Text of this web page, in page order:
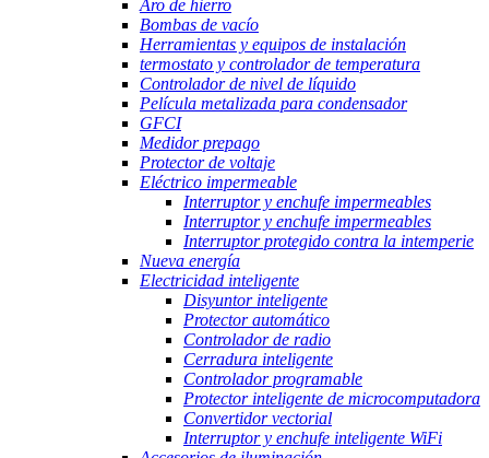
Aro de hierro
Bombas de vacío
Herramientas y equipos de instalación
termostato y controlador de temperatura
Controlador de nivel de líquido
Película metalizada para condensador
GFCI
Medidor prepago
Protector de voltaje
Eléctrico impermeable
Interruptor y enchufe impermeables
Interruptor y enchufe impermeables
Interruptor protegido contra la intemperie
Nueva energía
Electricidad inteligente
Disyuntor inteligente
Protector automático
Controlador de radio
Cerradura inteligente
Controlador programable
Protector inteligente de microcomputadora
Convertidor vectorial
Interruptor y enchufe inteligente WiFi